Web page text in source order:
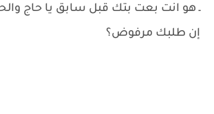
ـ هو انت بعت بتك قبل سابق يا حاج
إن طلبك مرفوض؟